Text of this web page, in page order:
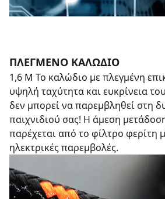
ΠΛΕΓΜΕΝΟ ΚΑΛΩΔΙΟ
1,6 Μ Το καλώδιο με πλεγμένη
υψηλή ταχύτητα και ευκρίνεια
δεν μπορεί να παρεμβληθεί στη
παιχνιδιού σας! Η άμεση
παρέχεται από το φίλτρο φερίτη
ηλεκτρικές παρεμβολές.